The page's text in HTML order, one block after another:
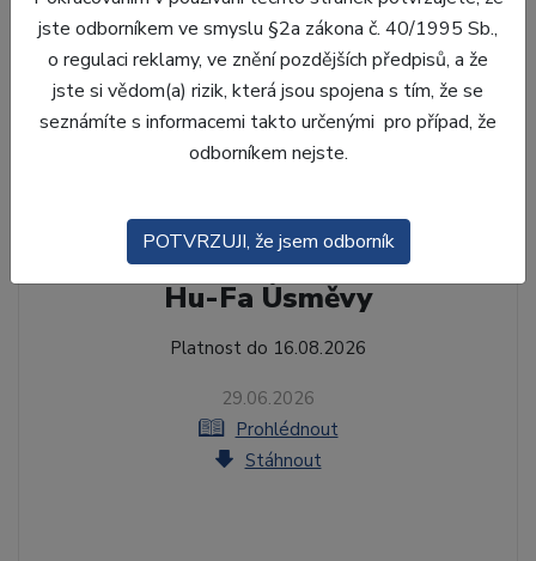
Hu-Fa Úsměvy
Platnost do 16.08.2026
29.06.2026
Prohlédnout
Stáhnout
jste odborníkem ve smyslu §2a zákona č. 40/1995 Sb.,
o regulaci reklamy, ve znění pozdějších předpisů, a že
jste si vědom(a) rizik, která jsou spojena s tím, že se
seznámíte s informacemi takto určenými pro případ, že
odborníkem nejste.
POTVRZUJI, že jsem odborník